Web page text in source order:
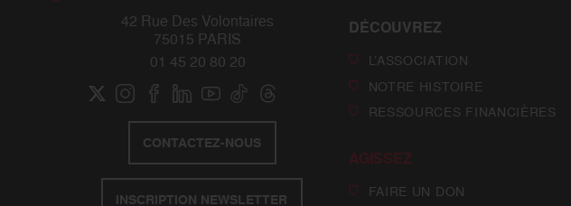
42 Rue Des Volontaires
75015 PARIS
01 45 20 80 20
CONTACTEZ-NOUS
INSCRIPTION NEWSLETTER
DÉCOUVREZ
L’ASSOCIATION
NOTRE HISTOIRE
RESSOURCES FINANCIÈRES
AGISSEZ
FAIRE UN DON